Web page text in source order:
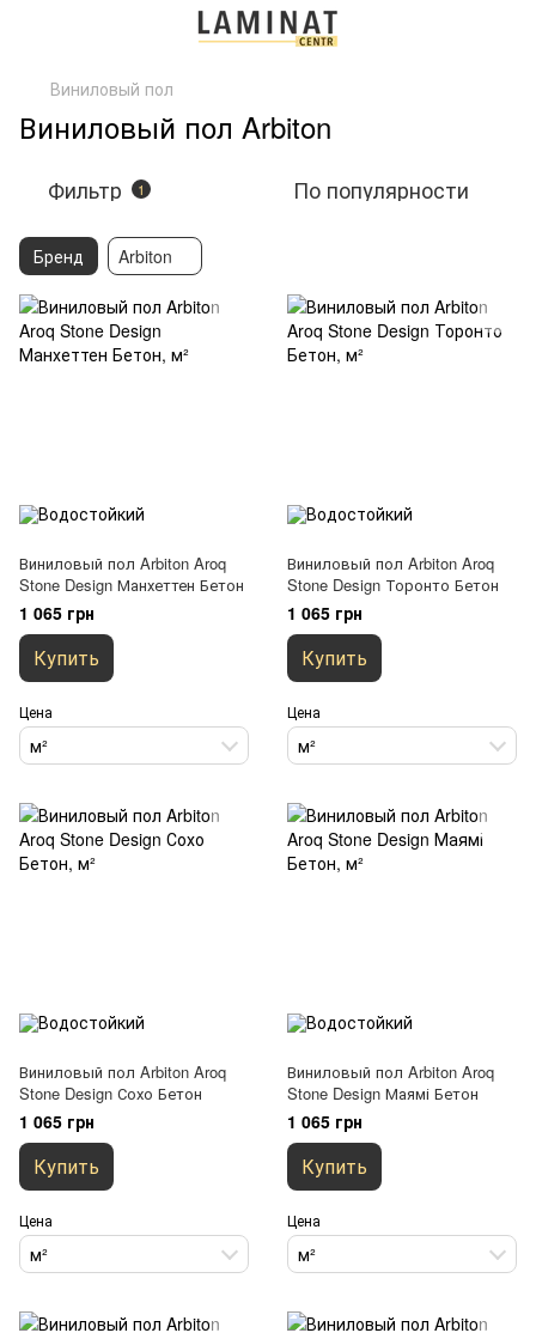
Виниловый пол
Виниловый пол Arbiton
Фильтр 1 По популярности
Бренд Arbiton
Виниловый пол Arbiton Aroq
Stone Design Манхеттен Бетон
1 065 грн
Купить
Цена
м²
Виниловый пол Arbiton Aroq
Stone Design Торонто Бетон
1 065 грн
Купить
Цена
м²
Виниловый пол Arbiton Aroq
Stone Design Сохо Бетон
1 065 грн
Купить
Цена
м²
Виниловый пол Arbiton Aroq
Stone Design Маямі Бетон
1 065 грн
Купить
Цена
м²